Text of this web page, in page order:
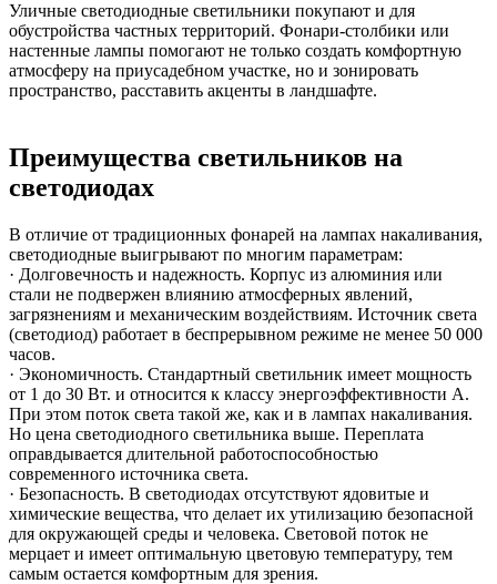
Уличные светодиодные светильники покупают и для
обустройства частных территорий. Фонари-столбики или
настенные лампы помогают не только создать комфортную
атмосферу на приусадебном участке, но и зонировать
пространство, расставить акценты в ландшафте.
Преимущества светильников на
светодиодах
В отличие от традиционных фонарей на лампах накаливания,
светодиодные выигрывают по многим параметрам:
· Долговечность и надежность. Корпус из алюминия или
стали не подвержен влиянию атмосферных явлений,
загрязнениям и механическим воздействиям. Источник света
(светодиод) работает в беспрерывном режиме не менее 50 000
часов.
· Экономичность. Стандартный светильник имеет мощность
от 1 до 30 Вт. и относится к классу энергоэффективности А.
При этом поток света такой же, как и в лампах накаливания.
Но цена светодиодного светильника выше. Переплата
оправдывается длительной работоспособностью
современного источника света.
· Безопасность. В светодиодах отсутствуют ядовитые и
химические вещества, что делает их утилизацию безопасной
для окружающей среды и человека. Световой поток не
мерцает и имеет оптимальную цветовую температуру, тем
самым остается комфортным для зрения.